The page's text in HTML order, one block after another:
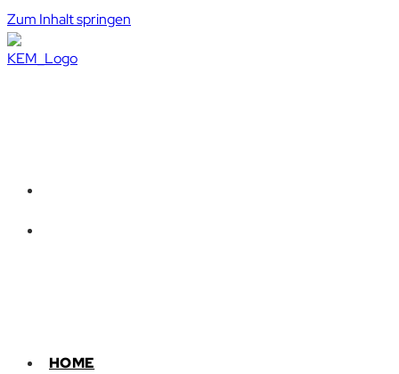
Zum Inhalt springen
HOME